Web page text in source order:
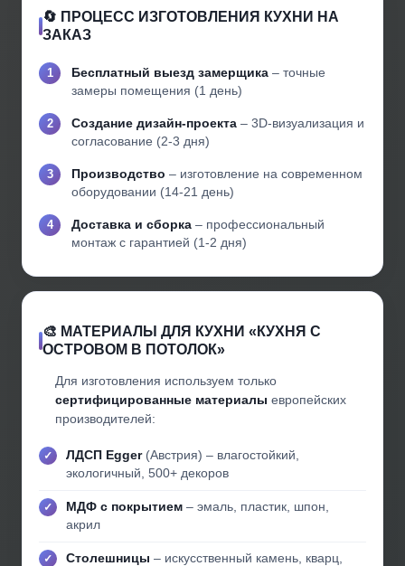
🔄 ПРОЦЕСС ИЗГОТОВЛЕНИЯ КУХНИ НА
ЗАКАЗ
Бесплатный выезд замерщика – точные
замеры помещения (1 день)
Создание дизайн-проекта – 3D-визуализация и
согласование (2-3 дня)
Производство – изготовление на современном
оборудовании (14-21 день)
Доставка и сборка – профессиональный
монтаж с гарантией (1-2 дня)
🎨 МАТЕРИАЛЫ ДЛЯ КУХНИ «КУХНЯ С
ОСТРОВОМ В ПОТОЛОК»
Для изготовления используем только
сертифицированные материалы европейских
производителей:
ЛДСП Egger(Австрия) – влагостойкий,
экологичный, 500+ декоров
МДФ с покрытием – эмаль, пластик, шпон,
акрил
Столешницы – искусственный камень, кварц,